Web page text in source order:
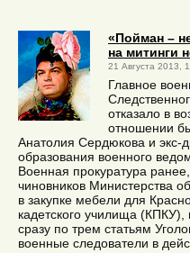
«Пойман –
на митинги
21 Августа 2013,
Главное
отказало в
отношении
Анатолия Сердюкова и экс-
образования военного
Военная прокуратура
чиновников Министерства
в закупке мебели для
кадетского училища
сразу по трем статьям
военные следователи в